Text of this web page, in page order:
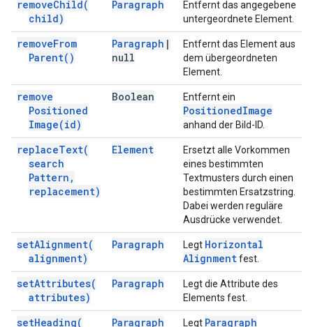
removeChild(
child)
Paragraph
Entfernt das angegebene
untergeordnete Element.
removeFrom
Parent( )
Paragraph |
null
Entfernt das Element aus
dem übergeordneten
Element.
remove
Positioned
Image(id)
Boolean Entfernt ein
PositionedImage
anhand der Bild-ID.
replaceText(
search
Pattern ,
replacement)
Element
Ersetzt alle Vorkommen
eines bestimmten
Textmusters durch einen
bestimmten Ersatzstring.
Dabei werden reguläre
Ausdrücke verwendet.
setAlignment(
alignment)
Paragraph Legt Horizontal
Alignmentfest.
setAttributes(
attributes)
Paragraph
Legt die Attribute des
Elements fest.
setHeading(
Paragraph Legt Paragraph